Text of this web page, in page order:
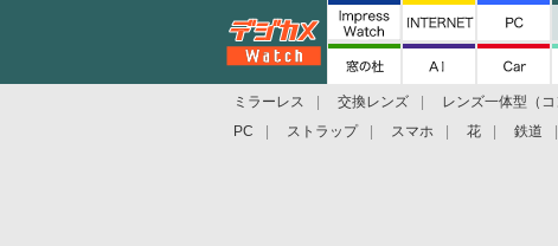
ミラーレス 交換レンズ レンズ一体型（コ
PC
ストラップ スマホ 花 鉄道